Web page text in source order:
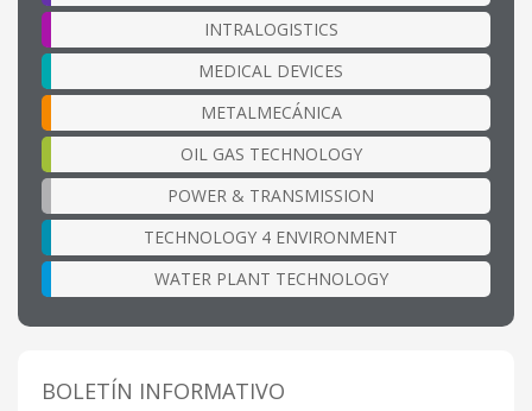
INTRALOGISTICS
MEDICAL DEVICES
METALMECÁNICA
OIL GAS TECHNOLOGY
POWER & TRANSMISSION
TECHNOLOGY 4 ENVIRONMENT
WATER PLANT TECHNOLOGY
BOLETÍN INFORMATIVO